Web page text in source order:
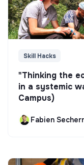
Skill Hacks
"Thinking the
in a systemic
Campus)
Fabien